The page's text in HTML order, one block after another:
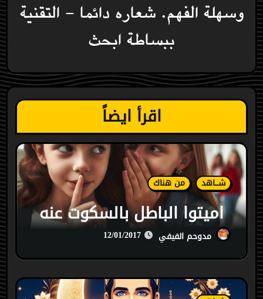
وسهلة الفهم. شعاره دائما - التقنية
ببساطة ابحث
اقرأ ايضاً
شـــاهد من هناك
اميتوا الباطل بالسكوت عنه
مدوحم الفيفي 12/01/2017